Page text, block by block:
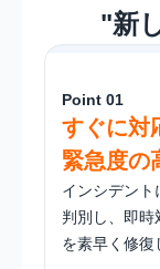
"新
Point 01
すぐに対
緊急度の
インシデン
判別し、即時
を素早く修復